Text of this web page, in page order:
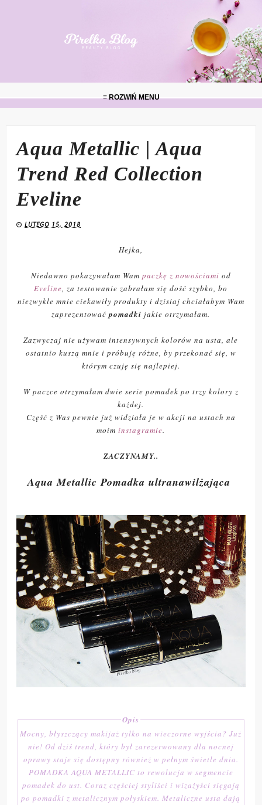
≡ ROZWIŃ MENU
Aqua Metallic | Aqua
Trend Red Collection
Eveline
LUTEGO 15, 2018
Hejka,
Niedawno pokazywałam Wam paczkę z nowościami od
Eveline, za testowanie zabrałam się dość szybko, bo
niezwykle mnie ciekawiły produkty i dzisiaj chciałabym Wam
zaprezentować pomadki jakie otrzymałam.
Zazwyczaj nie używam intensywnych kolorów na usta, ale
ostatnio kuszą mnie i próbuję różne, by przekonać się, w
którym czuję się najlepiej.
W paczce otrzymałam dwie serie pomadek po trzy kolory z
każdej.
Część z Was pewnie już widziała je w akcji na ustach na
moiminstagramie.
ZACZYNAMY..
Aqua Metallic Pomadka ultranawilżająca
Opis
Mocny, błyszczący makijaż tylko na wieczorne wyjścia? Już
nie! Od dziś trend, który był zarezerwowany dla nocnej
oprawy staje się dostępny również w pełnym świetle dnia.
POMADKA AQUA METALLIC to rewolucja w segmencie
pomadek do ust. Coraz częściej styliści i wizażyści sięgają
po pomadki z metalicznym połyskiem. Metaliczne usta dają